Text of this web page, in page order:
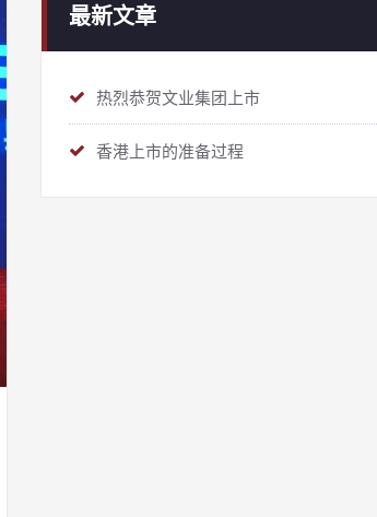
最新文章
热烈恭贺文业集团上市
香港上市的准备过程